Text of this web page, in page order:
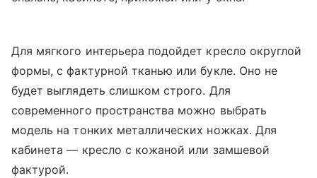
Для мягкого интерьера подойдет кресло округлой
формы, с фактурной тканью или букле. Оно не
будет выглядеть слишком строго. Для
современного пространства можно выбрать
модель на тонких металлических ножках. Для
кабинета — кресло с кожаной или замшевой
фактурой.